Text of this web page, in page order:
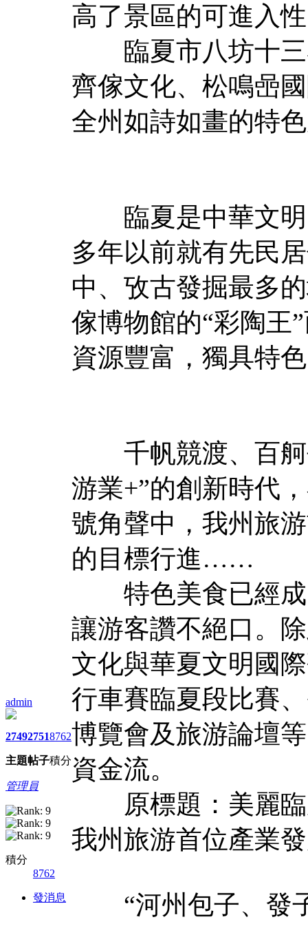
admin
2749
主題
2751
帖子
8762
積分
管理員
積分
8762
發消息
高了景區的可進入
臨夏市八坊十三
齊傢文化、松鳴喦
全州如詩如畫的特
臨夏是中華文明
多年以前就有先民
中、攷古發掘最多
傢博物館的“彩陶王
資源豐富，獨具特
千帆競渡、百舸
游業+”的創新時代
號角聲中，我州旅
的目標行進……
特色美食已經成
讓游客讚不絕口。
文化與華夏文明國
行車賽臨夏段比賽
博覽會及旅游論壇
資金流。
原標題：美麗臨
我州旅游首位產業
“河州包子、發子